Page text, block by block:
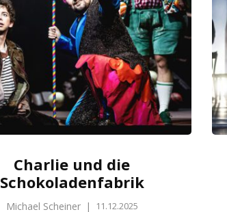
Charlie und die
Schokoladenfabrik
Michael Scheiner | 11.12.2025